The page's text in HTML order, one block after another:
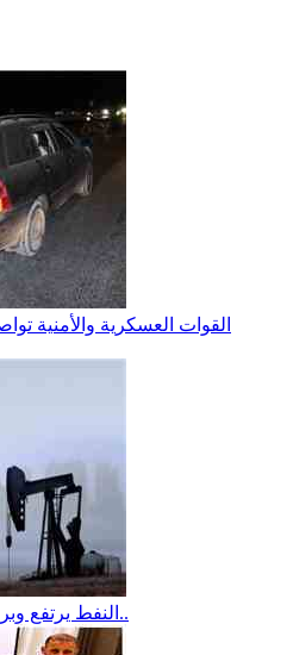
القوات العسكرية والأمنية
النفط يرتفع وبرنت يسجل 84.46 دولار للبرميل..